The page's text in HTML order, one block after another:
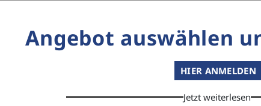
Angebot auswählen
HIER ANMELDEN
Jetzt weiterlesen